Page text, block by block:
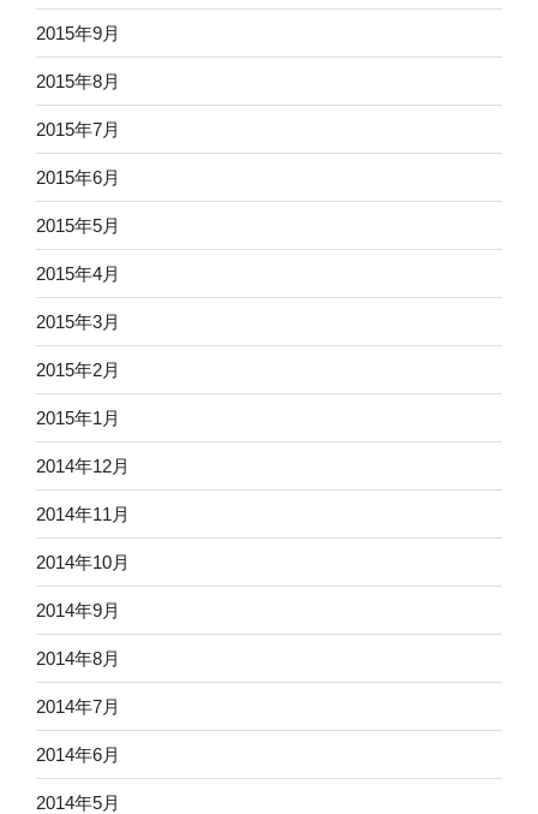
2015年9月
2015年8月
2015年7月
2015年6月
2015年5月
2015年4月
2015年3月
2015年2月
2015年1月
2014年12月
2014年11月
2014年10月
2014年9月
2014年8月
2014年7月
2014年6月
2014年5月